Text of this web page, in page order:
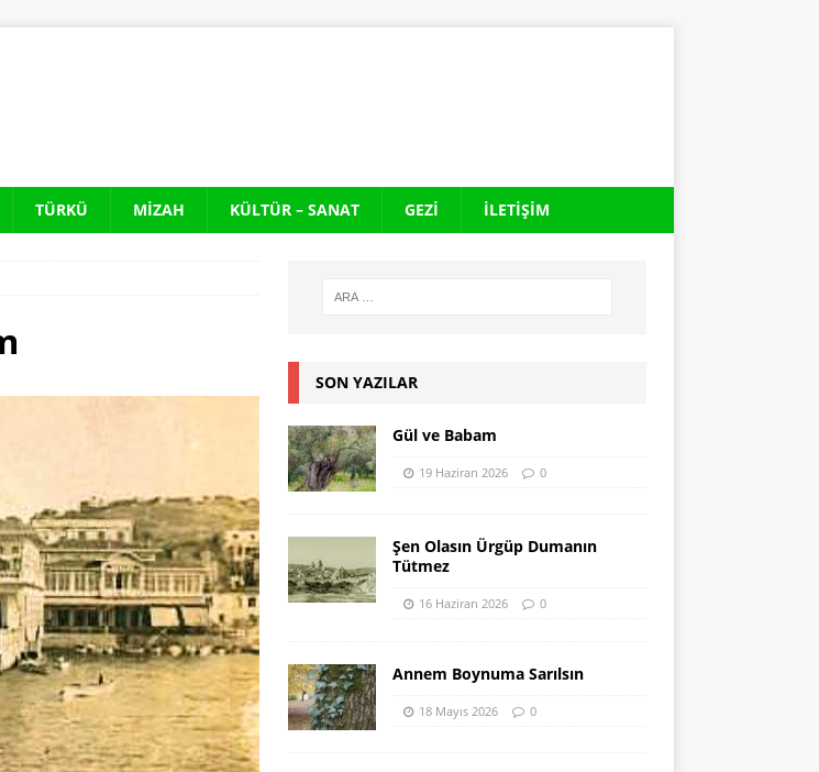
TÜRKÜ MIZAH KÜLTÜR – SANAT GEZI İLETIŞIM
SON YAZILAR
Gül ve Babam
19 Haziran 2026 0
Şen Olasın Ürgüp Dumanın
Tütmez
16 Haziran 2026 0
Annem Boynuma Sarılsın
18 Mayıs 2026 0